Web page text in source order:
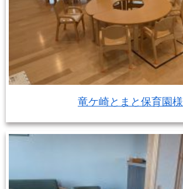
竜ケ崎とまと保育園様